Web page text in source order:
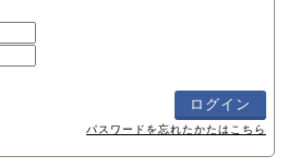
パスワードを忘れたかたはこちら